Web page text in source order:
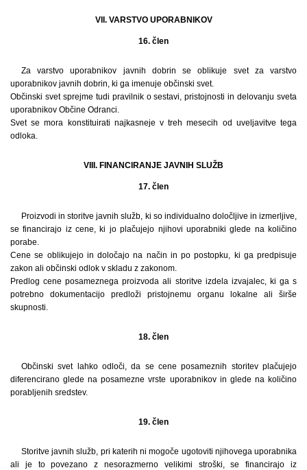
VII. VARSTVO UPORABNIKOV
16. člen
Za varstvo uporabnikov javnih dobrin se oblikuje svet za varstvo
uporabnikov javnih dobrin, ki ga imenuje občinski svet.
Občinski svet sprejme tudi pravilnik o sestavi, pristojnosti in delovanju sveta
uporabnikov Občine Odranci.
Svet se mora konstituirati najkasneje v treh mesecih od uveljavitve tega
odloka.
VIII. FINANCIRANJE JAVNIH SLUŽB
17. člen
Proizvodi in storitve javnih služb, ki so individualno določljive in izmerljive,
se financirajo iz cene, ki jo plačujejo njihovi uporabniki glede na količino
porabe.
Cene se oblikujejo in določajo na način in po postopku, ki ga predpisuje
zakon ali občinski odlok v skladu z zakonom.
Predlog cene posameznega proizvoda ali storitve izdela izvajalec, ki ga s
potrebno dokumentacijo predloži pristojnemu organu lokalne ali širše
skupnosti.
18. člen
Občinski svet lahko odloči, da se cene posameznih storitev plačujejo
diferencirano glede na posamezne vrste uporabnikov in glede na količino
porabljenih sredstev.
19. člen
Storitve javnih služb, pri katerih ni mogoče ugotoviti njihovega uporabnika
ali je to povezano z nesorazmerno velikimi stroški, se financirajo iz